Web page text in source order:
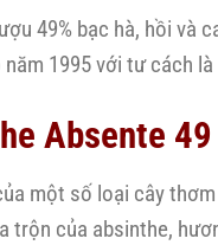
49% bạc hà, hồi và
1995 với tư cách là
Absente
một số loại cây
trộn của absinthe,